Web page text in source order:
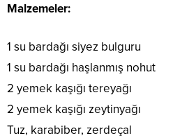
Malzemeler:
1 su bardağı siyez bulguru
1 su bardağı haşlanmış nohut
2 yemek kaşığı tereyağı
2 yemek kaşığı zeytinyağı
Tuz, karabiber, zerdeçal